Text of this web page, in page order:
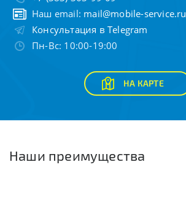
Наш email: mail@mobile-service.ru
Консультация в Telegram
Пн-Вс: 10:00-19:00
НА КАРТЕ
Наши преимущества